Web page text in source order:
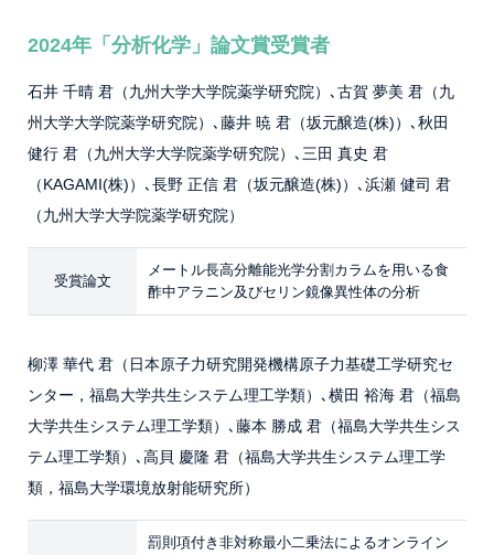
2024年「分析化学」論文賞受賞者
石井 千晴 君（九州大学大学院薬学研究院）､古賀 夢美 君（九
州大学大学院薬学研究院）､藤井 暁 君（坂元醸造(株)）､秋田
健行 君（九州大学大学院薬学研究院）､三田 真史 君
（KAGAMI(株)）､長野 正信 君（坂元醸造(株)）､浜瀬 健司 君
（九州大学大学院薬学研究院）
受賞論文
メートル長高分離能光学分割カラムを用いる食
酢中アラニン及びセリン鏡像異性体の分析
柳澤 華代 君（日本原子力研究開発機構原子力基礎工学研究セ
ンター，福島大学共生システム理工学類）､横田 裕海 君（福島
大学共生システム理工学類）､藤本 勝成 君（福島大学共生シス
テム理工学類）､高貝 慶隆 君（福島大学共生システム理工学
類，福島大学環境放射能研究所）
罰則項付き非対称最小二乗法によるオンライン